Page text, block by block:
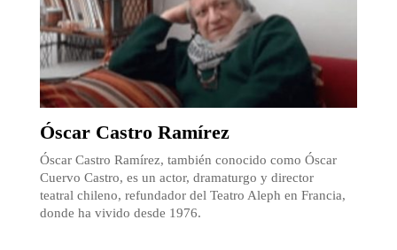
Óscar Castro Ramírez
Óscar Castro Ramírez, también conocido como Óscar
Cuervo Castro, es un actor, dramaturgo y director
teatral chileno, refundador del Teatro Aleph en Francia,
donde ha vivido desde 1976.